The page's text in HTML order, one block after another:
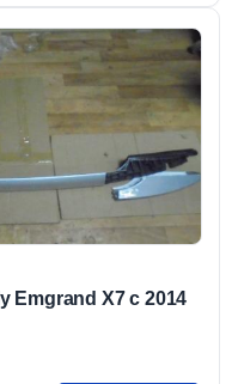
Emgrand X7 с 2014